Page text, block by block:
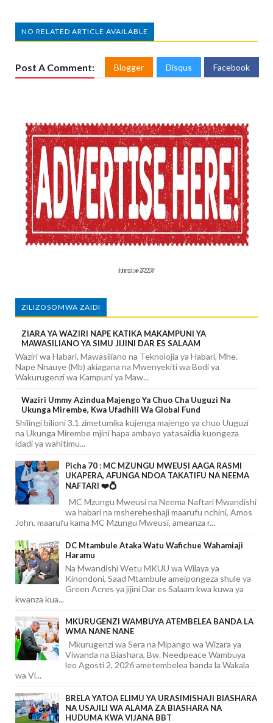
NO RELATED ARTICLE AVAILABLE
Post A Comment: Blogger Disqus Facebook
ZILIZOSOMWA ZAIDI
ZIARA YA WAZIRI NAPE KATIKA MAKAMPUNI YA
MAWASILIANO YA SIMU JIJINI DAR ES SALAAM
Waziri wa Habari, Mawasiliano na Teknolojia ya Habari, Mhe.
Nape Nnauye (Mb) akiagana na Mwenyekiti wa Bodi ya
Wakurugenzi wa Kampuni ya Maw...
Waziri Ummy Azindua Majengo Ya Chuo Cha Uuguzi Na
Ukunga Mirembe, Kwa Ufadhili Wa Global Fund
Shilingi bilioni 3.1 zimetumika kujenga majengo ya chuo Uuguzi
na Ukunga Mirembe mjini hapa ambayo yatasaidia kuongeza
idadi ya wahitimu...
Picha 70 : MC MZUNGU MWEUSI AAGA RASMI
UKAPERA, AFUNGA NDOA TAKATIFU NA NEEMA
NAFTARI ❤️💍
MC Mzungu Mweusi na Neema Naftari Mwandishi
wa habari na mshereheshaji maarufu nchini, Amos
John, maarufu kama MC Mzungu Mweusi, ameanza r...
DC Mtambule Ataka Watu Wafichue Wahamiaji
Haramu
Na Mwandishi Wetu MKUU wa Wilaya ya
Kinondoni, Saad Mtambule ameipongeza shule ya
Green Acres ya jijini Dar es Salaam kwa kuwa ya
kwanza kua...
MKURUGENZI WAMBUYA ATEMBELEA BANDA LA
WMA NANE NANE
Mkurugenzi wa Sera na Mipango wa Wizara ya
Viwanda na Biashara, Bw. Needpeace Wambuya
leo Agosti 2, 2026 ametembelea banda la Wakala
wa Vi...
BRELA YATOA ELIMU YA URASIMISHAJI BIASHARA
NA USAJILI WA ALAMA ZA BIASHARA NA
HUDUMA KWA VIJANA BBT